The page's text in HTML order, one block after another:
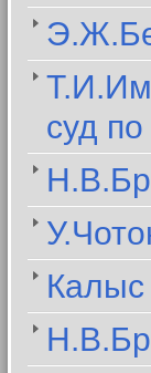
суд
Калыс